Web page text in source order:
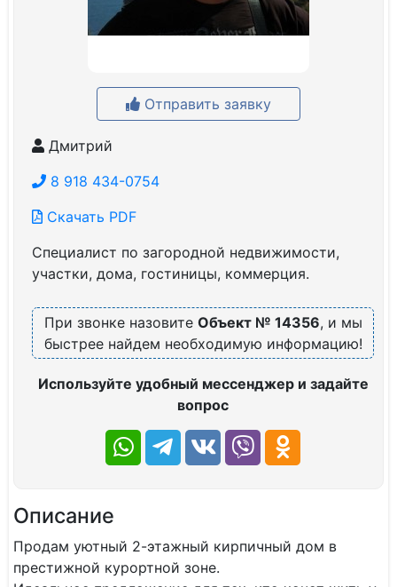
Отправить заявку
Дмитрий
8 918 434-0754
Скачать PDF
Специалист по загородной недвижимости,
участки, дома, гостиницы, коммерция.
При звонке назовите Объект № 14356, и мы
быстрее найдем необходимую информацию!
Используйте удобный мессенджер и задайте
вопрос
Описание
Продам уютный 2-этажный кирпичный дом в
престижной курортной зоне.